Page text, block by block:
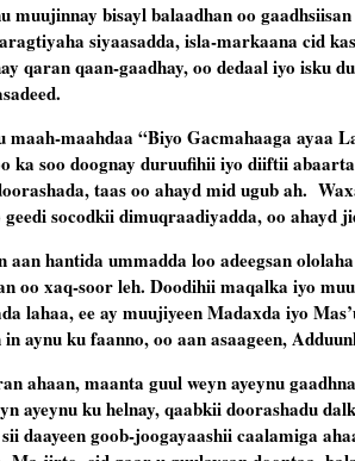
muujinnay bisayl balaadhan oo
siyaasadda, isla-markaana cid
qaran qaan-gaadhay, oo dedaal iyo isku
maah-maahdaa “Biyo Gacmahaaga ayaa
ka soo doognay duruufihii iyo diiftii
taas oo ahayd mid ugub ah.
socodkii dimuqraadiyadda, oo ahayd
aan hantida ummadda loo adeegsan
oo xaq-soor leh. Doodihii maqalka iyo
lahaa, ee ay muujiyeen Madaxda iyo
aynu ku faanno, oo aan asaageen,
ahaan, maanta guul weyn ayeynu
ayeynu ku helnay, qaabkii doorashadu
daayeen goob-joogayaashii caalamiga